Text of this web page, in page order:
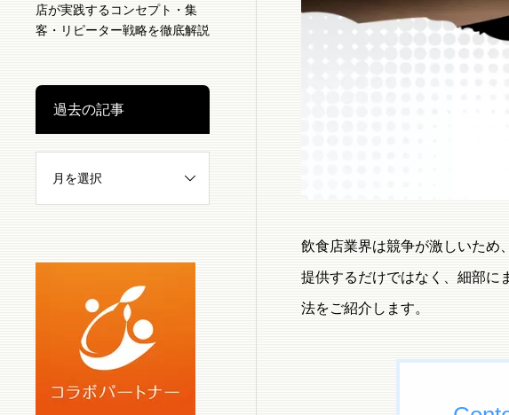
飲食店業界は競争が激しいため
提供するだけではなく、細部に
法をご紹介します。
店が実践するコンセプト・集
客・リピーター戦略を徹底解説
過去の記事